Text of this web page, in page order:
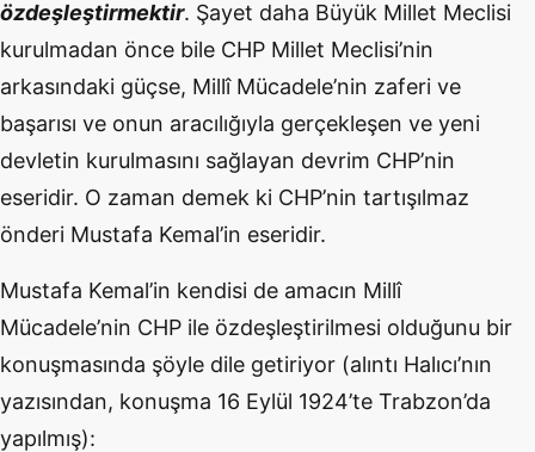
özdeşleştirmektir. Şayet daha Büyük Millet Meclisi
kurulmadan önce bile CHP Millet Meclisi’nin
arkasındaki güçse, Millî Mücadele’nin zaferi ve
başarısı ve onun aracılığıyla gerçekleşen ve yeni
devletin kurulmasını sağlayan devrim CHP’nin
eseridir. O zaman demek ki CHP’nin tartışılmaz
önderi Mustafa Kemal’in eseridir.
Mustafa Kemal’in kendisi de amacın Millî
Mücadele’nin CHP ile özdeşleştirilmesi olduğunu bir
konuşmasında şöyle dile getiriyor (alıntı Halıcı’nın
yazısından, konuşma 16 Eylül 1924’te Trabzon’da
yapılmış):